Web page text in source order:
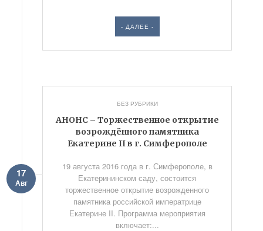
- ДАЛЕЕ -
БЕЗ РУБРИКИ
АНОНС – Торжественное открытие
возрождённого памятника
Екатерине II в г. Симферополе
17
Авг
19 августа 2016 года в г. Симферополе, в
Екатерининском саду, состоится
торжественное открытие возрожденного
памятника российской императрице
Екатерине II. Программа мероприятия
включает:...